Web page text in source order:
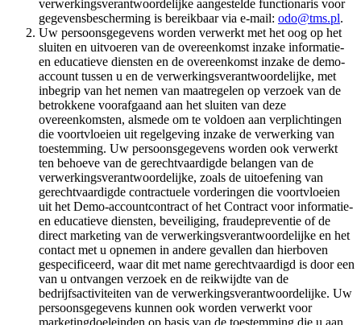
verwerkingsverantwoordelijke aangestelde functionaris voor
gegevensbescherming is bereikbaar via e-mail: odo@tms.pl.
Uw persoonsgegevens worden verwerkt met het oog op het
sluiten en uitvoeren van de overeenkomst inzake informatie-
en educatieve diensten en de overeenkomst inzake de demo-
account tussen u en de verwerkingsverantwoordelijke, met
inbegrip van het nemen van maatregelen op verzoek van de
betrokkene voorafgaand aan het sluiten van deze
overeenkomsten, alsmede om te voldoen aan verplichtingen
die voortvloeien uit regelgeving inzake de verwerking van
toestemming. Uw persoonsgegevens worden ook verwerkt
ten behoeve van de gerechtvaardigde belangen van de
verwerkingsverantwoordelijke, zoals de uitoefening van
gerechtvaardigde contractuele vorderingen die voortvloeien
uit het Demo-accountcontract of het Contract voor informatie-
en educatieve diensten, beveiliging, fraudepreventie of de
direct marketing van de verwerkingsverantwoordelijke en het
contact met u opnemen in andere gevallen dan hierboven
gespecificeerd, waar dit met name gerechtvaardigd is door een
van u ontvangen verzoek en de reikwijdte van de
bedrijfsactiviteiten van de verwerkingsverantwoordelijke. Uw
persoonsgegevens kunnen ook worden verwerkt voor
marketingdoeleinden op basis van de toestemming die u aan